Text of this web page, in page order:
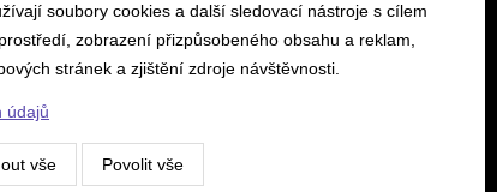
soubory cookies a další sledovací nástroje s cílem
zobrazení přizpůsobeného obsahu a reklam,
stránek a zjištění zdroje návštěvnosti.
údajů
vše Povolit vše